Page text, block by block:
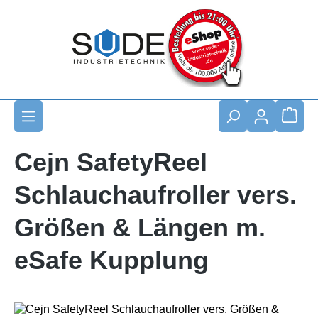
Cejn SafetyReel
Schlauchaufroller vers.
Größen & Längen m.
eSafe Kupplung
Bildergalerie überspringen